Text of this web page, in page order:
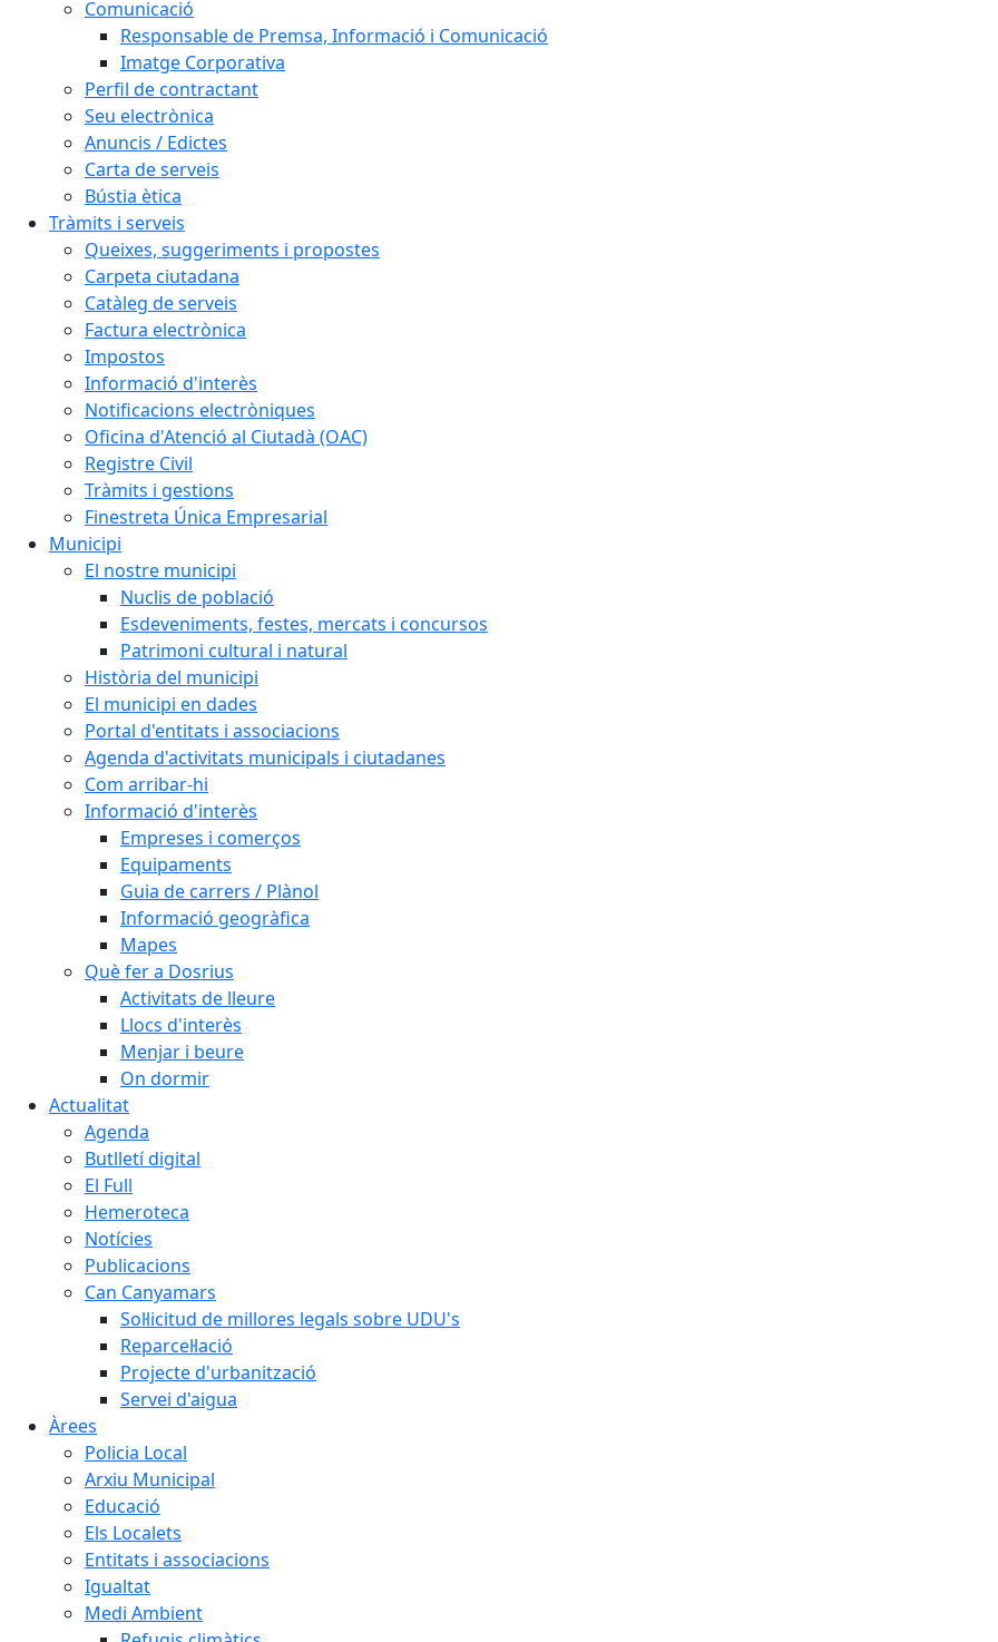
Comunicació
Responsable de Premsa, Informació i Comunicació
Imatge Corporativa
Perfil de contractant
Seu electrònica
Anuncis / Edictes
Carta de serveis
Bústia ètica
Tràmits i serveis
Queixes, suggeriments i propostes
Carpeta ciutadana
Catàleg de serveis
Factura electrònica
Impostos
Informació d'interès
Notificacions electròniques
Oficina d'Atenció al Ciutadà (OAC)
Registre Civil
Tràmits i gestions
Finestreta Única Empresarial
Municipi
El nostre municipi
Nuclis de població
Esdeveniments, festes, mercats i concursos
Patrimoni cultural i natural
Història del municipi
El municipi en dades
Portal d'entitats i associacions
Agenda d'activitats municipals i ciutadanes
Com arribar-hi
Informació d'interès
Empreses i comerços
Equipaments
Guia de carrers / Plànol
Informació geogràfica
Mapes
Què fer a Dosrius
Activitats de lleure
Llocs d'interès
Menjar i beure
On dormir
Actualitat
Agenda
Butlletí digital
El Full
Hemeroteca
Notícies
Publicacions
Can Canyamars
Sol·licitud de millores legals sobre UDU's
Reparcel·lació
Projecte d'urbanització
Servei d'aigua
Àrees
Policia Local
Arxiu Municipal
Educació
Els Localets
Entitats i associacions
Igualtat
Medi Ambient